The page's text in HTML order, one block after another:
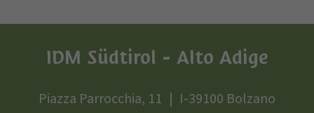
IDM Südtirol - Alto Adige
Piazza Parrocchia, 11
I-39100 Bolzano